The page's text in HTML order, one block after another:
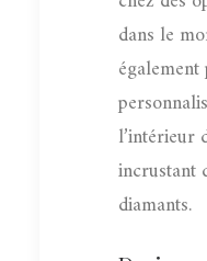
dans le
l’intérieur
incrustant
diamants.